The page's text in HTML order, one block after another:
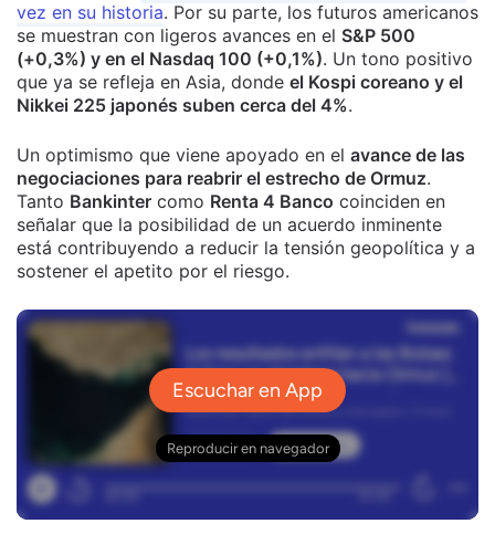
vez en su historia. Por su parte, los futuros americanos
se muestran con ligeros avances en el S&P 500
(+0,3%) y en el Nasdaq 100 (+0,1%). Un tono positivo
que ya se refleja en Asia, donde el Kospi coreano y el
Nikkei 225 japonés suben cerca del 4%.
Un optimismo que viene apoyado en el avance de las
negociaciones para reabrir el estrecho de Ormuz.
Tanto Bankinter como Renta 4 Banco coinciden en
señalar que la posibilidad de un acuerdo inminente
está contribuyendo a reducir la tensión geopolítica y a
sostener el apetito por el riesgo.